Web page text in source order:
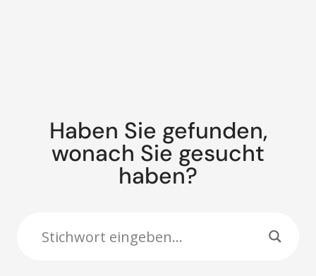
Haben Sie gefunden,
wonach Sie gesucht
haben?